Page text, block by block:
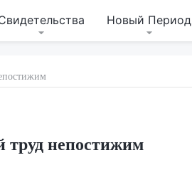
Новый Период
непостижим